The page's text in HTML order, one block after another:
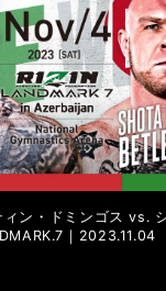
RIZIN.1
LANDMARK vol.14
vol.8
vol.1
ン・ドミンゴス vs.
｜2023.11.04